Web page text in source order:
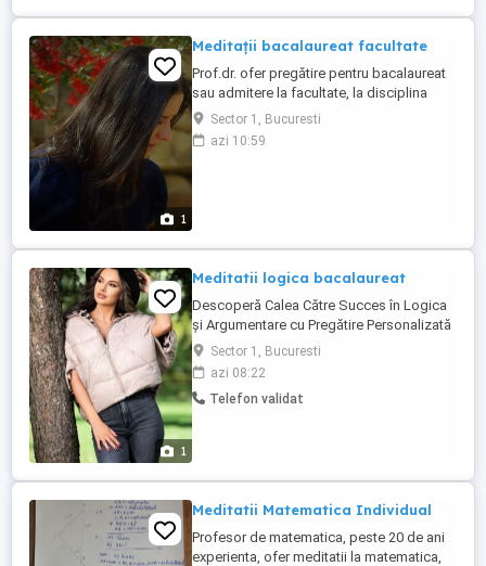
aplicarea ...
1
Meditații bacalaureat facultate
Prof.dr. ofer pregătire pentru bacalaureat
sau admitere la facultate, la disciplina
biologie anatomie. Ședințele se
desfășoară individual și au o durată de 2
ore. Ofer explicații clare, pe înțelesul
Sector 1, Bucuresti
azi 10:59
1
Meditatii logica bacalaureat
Descoperă Calea Către Succes în Logica
și Argumentare cu Pregătire Personalizată
pentru BAC! Salutare tinerilor dornici de
reușită și performanță la BAC! Sunt
Daniela, profesor de 10 ani în arta predării.
Mă mândresc cu faptul că am ajutat
Sector 1, Bucuresti
azi 08:22
Telefon validat
Meditatii Matematica Individual
Profesor de matematica, peste 20 de ani
experienta, ofer meditatii la matematica,